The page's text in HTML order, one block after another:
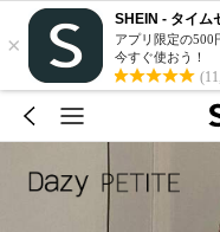
×
SHEIN - タイム
アプリ限定の500
今すぐ使おう！